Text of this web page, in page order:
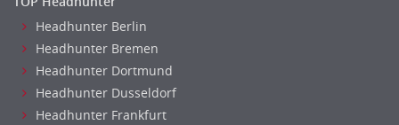
Headhunter Berlin
Headhunter Bremen
Headhunter Dortmund
Headhunter Dusseldorf
Headhunter Frankfurt